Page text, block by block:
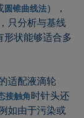
圆锥曲线法），
只分析与基线
形状能够适合多
适配液滴轮
接触角时针头还
如由于污染或